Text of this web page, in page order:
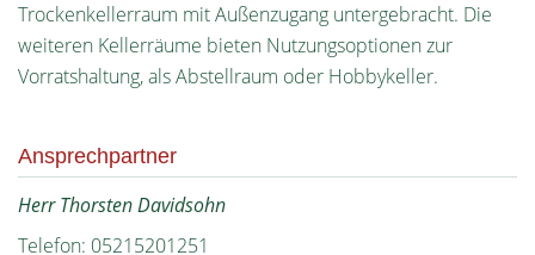
Trockenkellerraum mit Außenzugang untergebracht. Die
weiteren Kellerräume bieten Nutzungsoptionen zur
Vorratshaltung, als Abstellraum oder Hobbykeller.
Ansprechpartner
Herr Thorsten Davidsohn
Telefon: 05215201251